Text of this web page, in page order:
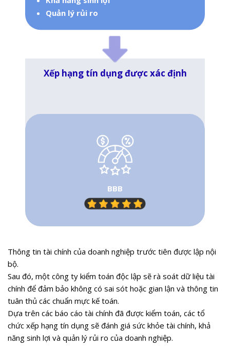
Quản lý rủi ro
Xếp hạng tín dụng được xác định
BBB
Thông tin tài chính của doanh nghiệp trước tiên được lập nội
bộ.
Sau đó, một công ty kiểm toán độc lập sẽ rà soát dữ liệu tài
chính để đảm bảo không có sai sót hoặc gian lận và thông tin
tuân thủ các chuẩn mực kế toán.
Dựa trên các báo cáo tài chính đã được kiểm toán, các tổ
chức xếp hạng tín dụng sẽ đánh giá sức khỏe tài chính, khả
năng sinh lợi và quản lý rủi ro của doanh nghiệp.